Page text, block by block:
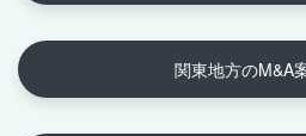
関東地方のM&A